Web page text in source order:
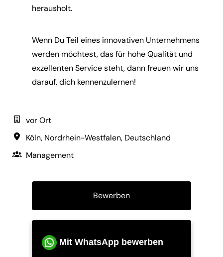
herausholt.
Wenn Du Teil eines innovativen Unternehmens
werden möchtest, das für hohe Qualität und
exzellenten Service steht, dann freuen wir uns
darauf, dich kennenzulernen!
vor Ort
Köln, Nordrhein-Westfalen, Deutschland
Management
Bewerben
Mit WhatsApp bewerben